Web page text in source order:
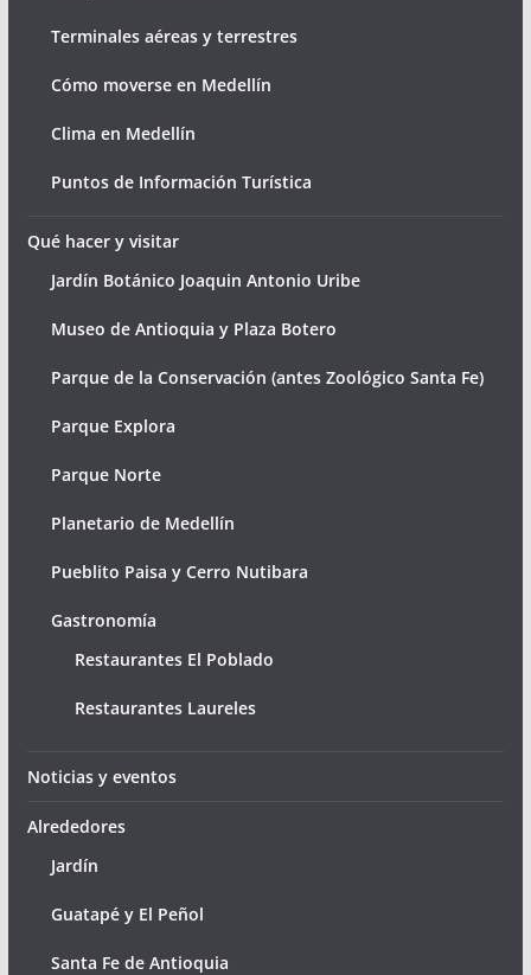
Terminales aéreas y terrestres
Cómo moverse en Medellín
Clima en Medellín
Puntos de Información Turística
Qué hacer y visitar
Jardín Botánico Joaquin Antonio Uribe
Museo de Antioquia y Plaza Botero
Parque de la Conservación (antes Zoológico Santa Fe)
Parque Explora
Parque Norte
Planetario de Medellín
Pueblito Paisa y Cerro Nutibara
Gastronomía
Restaurantes El Poblado
Restaurantes Laureles
Noticias y eventos
Alrededores
Jardín
Guatapé y El Peñol
Santa Fe de Antioquia